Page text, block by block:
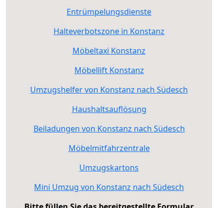
Entrümpelungsdienste
Halteverbotszone in Konstanz
Möbeltaxi Konstanz
Möbellift Konstanz
Umzugshelfer von Konstanz nach Südesch
Haushaltsauflösung
Beiladungen von Konstanz nach Südesch
Möbelmitfahrzentrale
Umzugskartons
Mini Umzug von Konstanz nach Südesch